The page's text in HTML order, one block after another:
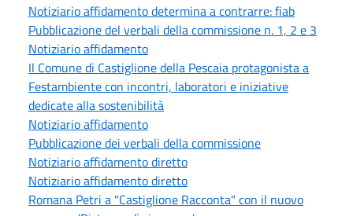
Notiziario affidamento determina a contrarre: fiab
Pubblicazione del verbali della commissione n. 1, 2 e 3
Notiziario affidamento
Il Comune di Castiglione della Pescaia protagonista a
Festambiente con incontri, laboratori e iniziative
dedicate alla sostenibilità
Notiziario affidamento
Pubblicazione dei verbali della commissione
Notiziario affidamento diretto
Notiziario affidamento diretto
Romana Petri a "Castiglione Racconta" con il nuovo